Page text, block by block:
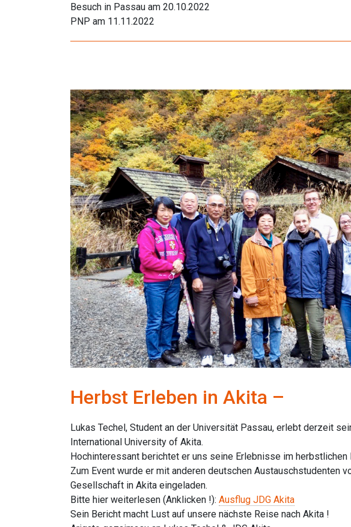
Besuch in Passau am 20.10.2022
PNP am 11.11.2022
Herbst Erleben in Akita –
Lukas Techel, Student an der Universität Passau, erlebt derzeit
International University of Akita.
Hochinteressant berichtet er uns seine Erlebnisse im herbstlichen
Zum Event wurde er mit anderen deutschen Austauschstudenten
Gesellschaft in Akita eingeladen.
Bitte hier weiterlesen (Anklicken !): Ausflug JDG Akita
Sein Bericht macht Lust auf unsere nächste Reise nach Akita !